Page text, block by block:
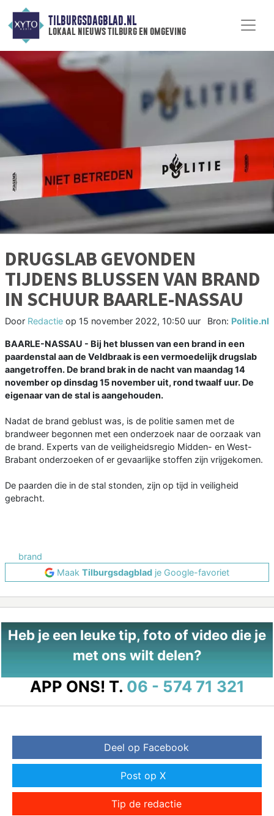
TILBURGSDAGBLAD.NL
lokaal nieuws tilburg en omgeving
DRUGSLAB GEVONDEN
TIJDENS BLUSSEN VAN BRAND
IN SCHUUR BAARLE-NASSAU
Door Redactie op 15 november 2022, 10:50 uur Bron: Politie.nl
BAARLE-NASSAU - Bij het blussen van een brand in een
paardenstal aan de Veldbraak is een vermoedelijk drugslab
aangetroffen. De brand brak in de nacht van maandag 14
november op dinsdag 15 november uit, rond twaalf uur. De
eigenaar van de stal is aangehouden.
Nadat de brand geblust was, is de politie samen met de
brandweer begonnen met een onderzoek naar de oorzaak van
de brand. Experts van de veiligheidsregio Midden- en West-
Brabant onderzoeken of er gevaarlijke stoffen zijn vrijgekomen.
De paarden die in de stal stonden, zijn op tijd in veiligheid
gebracht.
brand
Maak Tilburgsdagblad je Google-favoriet
Heb je een leuke tip, foto of video die je
met ons wilt delen?
APP ONS! T. 06 - 574 71 321
Deel op Facebook
Post op X
Tip de redactie